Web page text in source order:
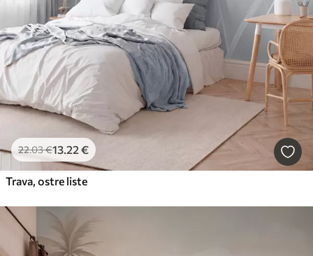
22.03€13 .22 €
Trava, ostre liste